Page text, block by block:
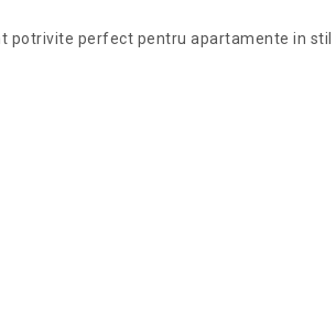
perfect pentru apartamente in